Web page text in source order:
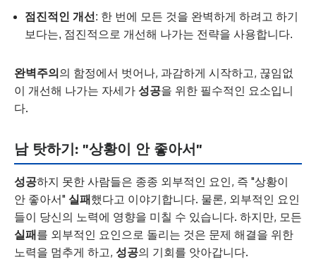
점진적인 개선 : 한 번에 모든 것을 완벽하게 하려고 하기
보다는, 점진적으로 개선해 나가는 전략을 사용합니다.
완벽주의의 함정에서 벗어나, 과감하게 시작하고, 끊임없
이 개선해 나가는 자세가 성공을 위한 필수적인 요소입니
다.
남 탓하기: "상황이 안 좋아서"
성공하지 못한 사람들은 종종 외부적인 요인, 즉 "상황이
안 좋아서" 실패했다고 이야기합니다. 물론, 외부적인 요인
들이 당신의 노력에 영향을 미칠 수 있습니다. 하지만, 모든
실패를 외부적인 요인으로 돌리는 것은 문제 해결을 위한
노력을 멈추게 하고, 성공의 기회를 앗아갑니다.